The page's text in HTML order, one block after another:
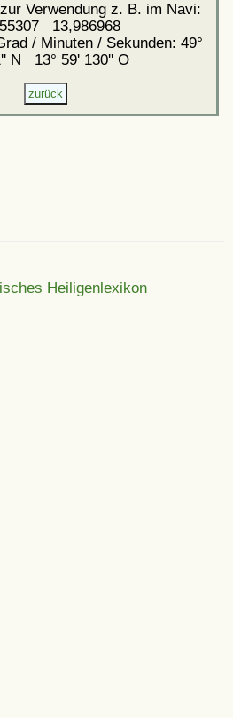
Verwendung z. B. im Navi:
13,986968
/ Minuten / Sekunden: 49°
N 13° 59' 130'' O
Heiligenlexikon